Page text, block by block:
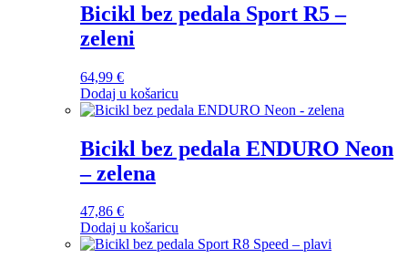
Bicikl bez pedala Sport R5 –
zeleni
64,99 €
Dodaj u košaricu
Bicikl bez pedala ENDURO Neon
– zelena
47,86 €
Dodaj u košaricu